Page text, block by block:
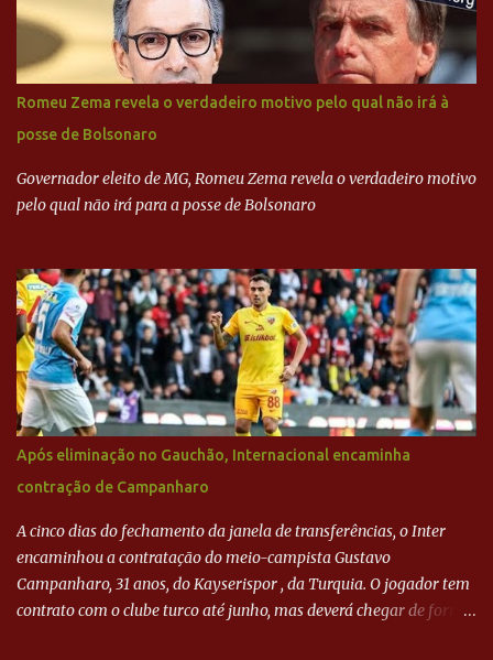
revista que o codinome “santo” que aparece em planilhas da
empreiteira refere-se ao governador de São Paulo, Geraldo
Alckmin (PSDB) — nenhum deles, no entanto, disse ter negociado
diretamente com o paulista. Depoimentos mostram como o
dinheiro da Odebrecht bancou a campanha de Serra em 2010 Leia
mais... A Lava Jato chega ao PSDB | VEJA.com
Romeu Zema revela o verdadeiro motivo pelo qual não irá à
posse de Bolsonaro
Governador eleito de MG, Romeu Zema revela o verdadeiro motivo
pelo qual não irá para a posse de Bolsonaro
Após eliminação no Gauchão, Internacional encaminha
contração de Campanharo
A cinco dias do fechamento da janela de transferências, o Inter
encaminhou a contratação do meio-campista Gustavo
Campanharo, 31 anos, do Kayserispor , da Turquia. O jogador tem
contrato com o clube turco até junho, mas deverá chegar de forma